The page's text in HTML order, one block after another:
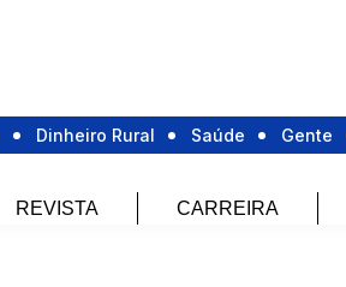
Dinheiro Rural Saúde Gente
REVISTA CARREIRA